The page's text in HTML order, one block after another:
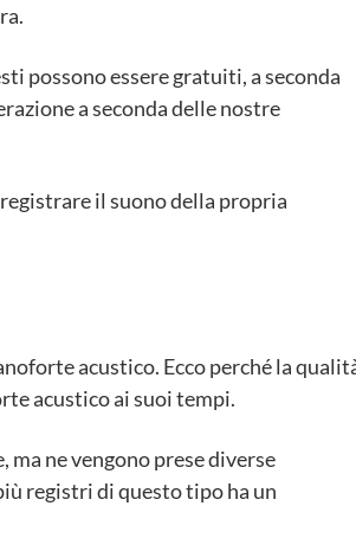
possono essere gratuiti, a seconda
a seconda delle nostre
il suono della propria
acustico. Ecco perché la
acustico ai suoi tempi.
ne vengono prese diverse
registri di questo tipo ha un